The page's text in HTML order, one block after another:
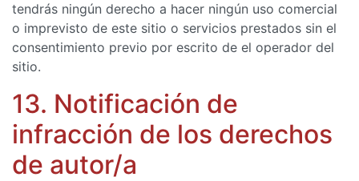
tendrás ningún derecho a hacer ningún uso comercial
o imprevisto de este sitio o servicios prestados sin el
consentimiento previo por escrito de el operador del
sitio.
13. Notificación de
infracción de los derechos
de autor/a